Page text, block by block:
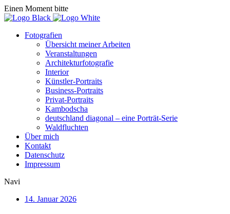
Einen Moment bitte
Fotografien
Übersicht meiner Arbeiten
Veranstaltungen
Architekturfotografie
Interior
Künstler-Portraits
Business-Portraits
Privat-Portraits
Kambodscha
deutschland diagonal – eine Porträt-Serie
Waldfluchten
Über mich
Kontakt
Datenschutz
Impressum
Navi
14. Januar 2026